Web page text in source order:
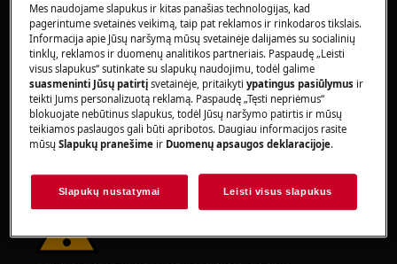
Visada būkite atsargūs perkeldami buitinę
techniką. Sunkios buitinės technikos atveju
saugiausia, kad ją perkeltų du asmenys. Visada
naudokite apsaugines pirštines ir apsauginius
batus. Dėvėkite apsaugines pirštines visada, kad
apsisaugotumėte nuo įpjovimų dėl aštrių
Mes naudojame slapukus ir kitas panašias technologijas, kad
pagerintume svetainės veikimą, taip pat reklamos ir rinkodaros tikslais.
Informacija apie Jūsų naršymą mūsų svetainėje dalijamės su socialinių
tinklų, reklamos ir duomenų analitikos partneriais. Paspaudę „Leisti
visus slapukus“ sutinkate su slapukų naudojimu, todėl galime
suasmeninti Jūsų patirtįsvetainėje, pritaikytiypatingus pasiūlymus ir
teikti Jums personalizuotą reklamą. Paspaudę „Tęsti nepriėmus“
blokuojate nebūtinus slapukus, todėl Jūsų naršymo patirtis ir mūsų
teikiamos paslaugos gali būti apribotos. Daugiau informacijos rasite
mūsųSlapukų pranešime ir Duomenų apsaugos deklaracijoje.
Slapukų nustatymai Leisti visus slapukus